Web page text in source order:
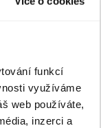
funkcí
využíváme
web používáte,
inzerci a